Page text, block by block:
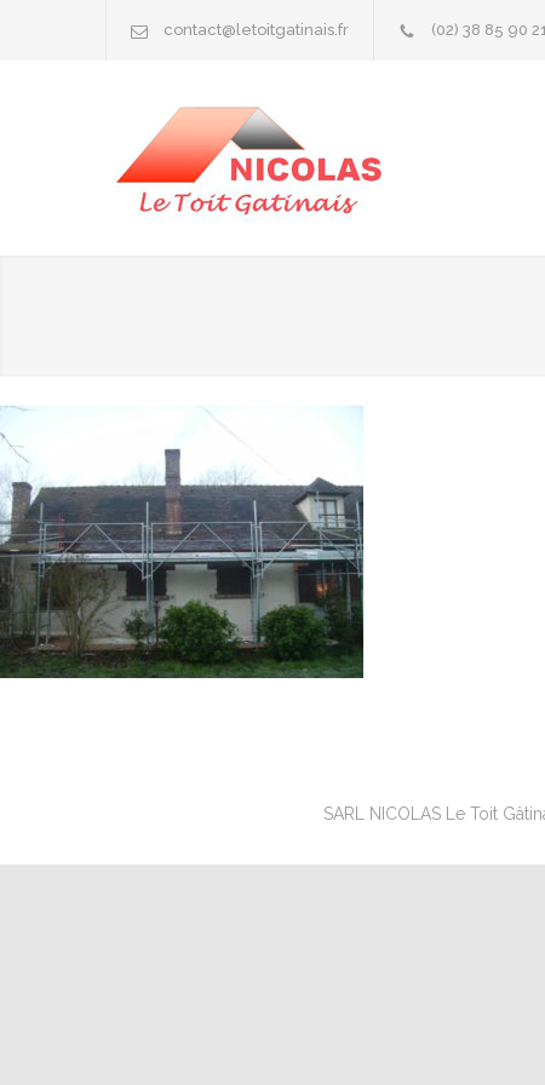
contact@letoitgatinais.fr (02) 38 85 90
SARL NICOLAS Le Toit